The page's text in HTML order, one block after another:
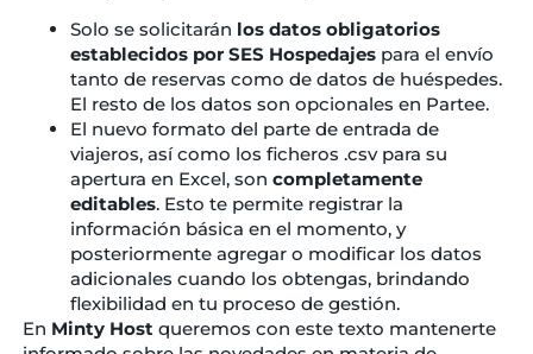
Solo se solicitarán los datos obligatorios
establecidos por SES Hospedajes para el envío
tanto de reservas como de datos de huéspedes.
El resto de los datos son opcionales en Partee.
El nuevo formato del parte de entrada de
viajeros, así como los ficheros .csv para su
apertura en Excel, son completamente
editables. Esto te permite registrar la
información básica en el momento, y
posteriormente agregar o modificar los datos
adicionales cuando los obtengas, brindando
flexibilidad en tu proceso de gestión.
En Minty Host queremos con este texto mantenerte